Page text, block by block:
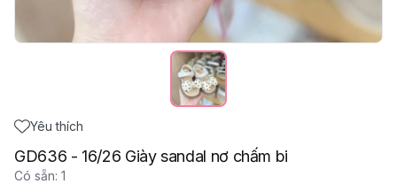
Yêu thích
GD636 - 16/26 Giày sandal nơ chấm bi
Có sẵn: 1